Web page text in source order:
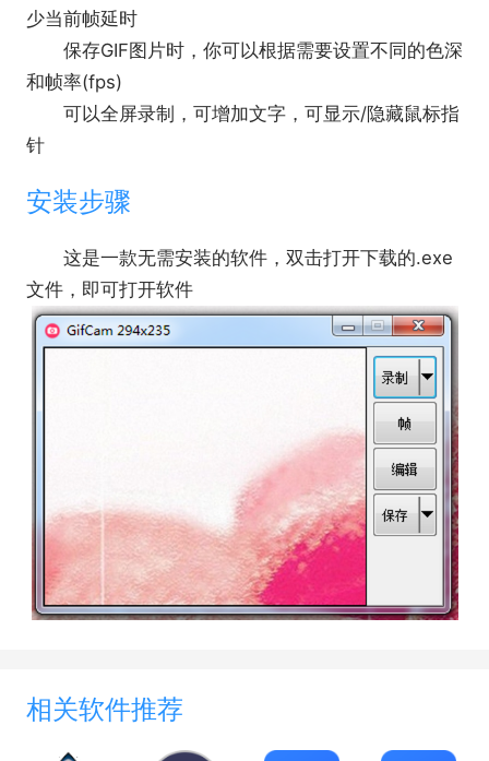
少当前帧延时
保存GIF图片时，你可以根据需要设置不同的色深
和帧率(fps)
可以全屏录制，可增加文字，可显示/隐藏鼠标指
针
安装步骤
这是一款无需安装的软件，双击打开下载的.exe
文件，即可打开软件
相关软件推荐